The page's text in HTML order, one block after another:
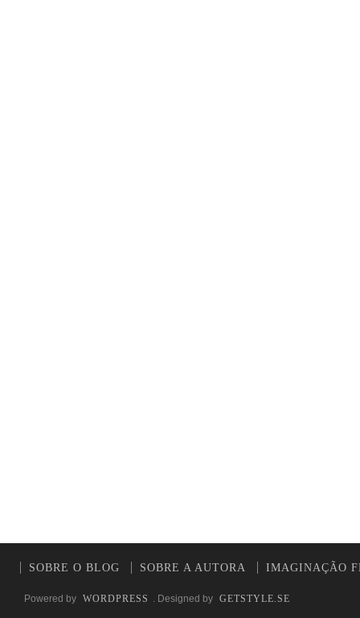
SOBRE O BLOG SOBRE A AUTORA IMAGINAÇÃO
Powered by WORDPRESS . Designed by GETSTYLE.SE